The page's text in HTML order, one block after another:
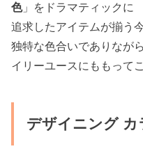
色」をドラマティックに
追求したアイテムが揃う
独特な色合いでありなが
イリーユースにももって
デザイニング カ